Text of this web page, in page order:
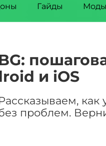
Гайды Моды
и iOS
как
проблем.